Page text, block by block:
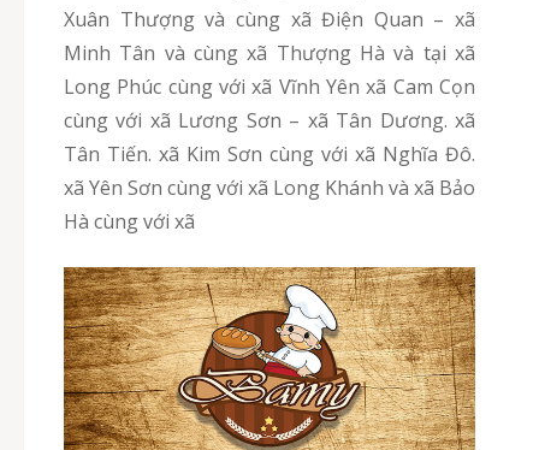
Xuân Thượng và cùng xã Điện Quan – xã
Minh Tân và cùng xã Thượng Hà và tại xã
Long Phúc cùng với xã Vĩnh Yên xã Cam Cọn
cùng với xã Lương Sơn – xã Tân Dương. xã
Tân Tiến. xã Kim Sơn cùng với xã Nghĩa Đô.
xã Yên Sơn cùng với xã Long Khánh và xã Bảo
Hà cùng với xã